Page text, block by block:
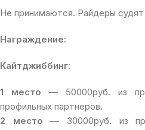
Не принимаются. Райдеры
Награждение:
Кайтджиббинг:
1 место — 50000руб. из
профильных партнеров.
2 место — 30000руб. из